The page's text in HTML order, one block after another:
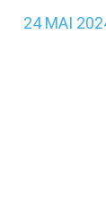
24 MAI